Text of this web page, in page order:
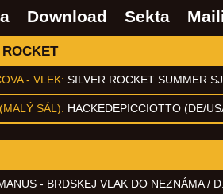
Download Sekta
- VLEK: SILVER ROCKET SUMMER
SÁL): HACKEDEPICCIOTTO (DE/
- BRDSKEJ VLAK DO NEZNÁMA /